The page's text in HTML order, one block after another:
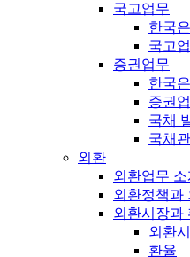
국고업무
한국
국고
증권업무
한국
증권
국채
국채
외환
외환업무 소
외환정책과
외환시장과
외환
환율